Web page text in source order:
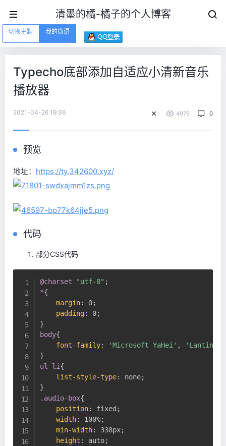
清墨的橘-橘子的个人博客
切换主题 我的微语
Typecho底部添加自适应小清新音乐
播放器
2021-04-26 19:36 4979 0
预览
地址： https://ty.342600.xyz/
代码
部分CSS代码
@charset "utf-8" ;
*{
margin: 0;
padding: 0;
}
body{
font-family: 'Microsoft YaHei' ,
}
ul li {
list-style-type: none;
}
.audio-box{
position: fixed ;
width: 100%;
min-width: 338px;
height : auto;